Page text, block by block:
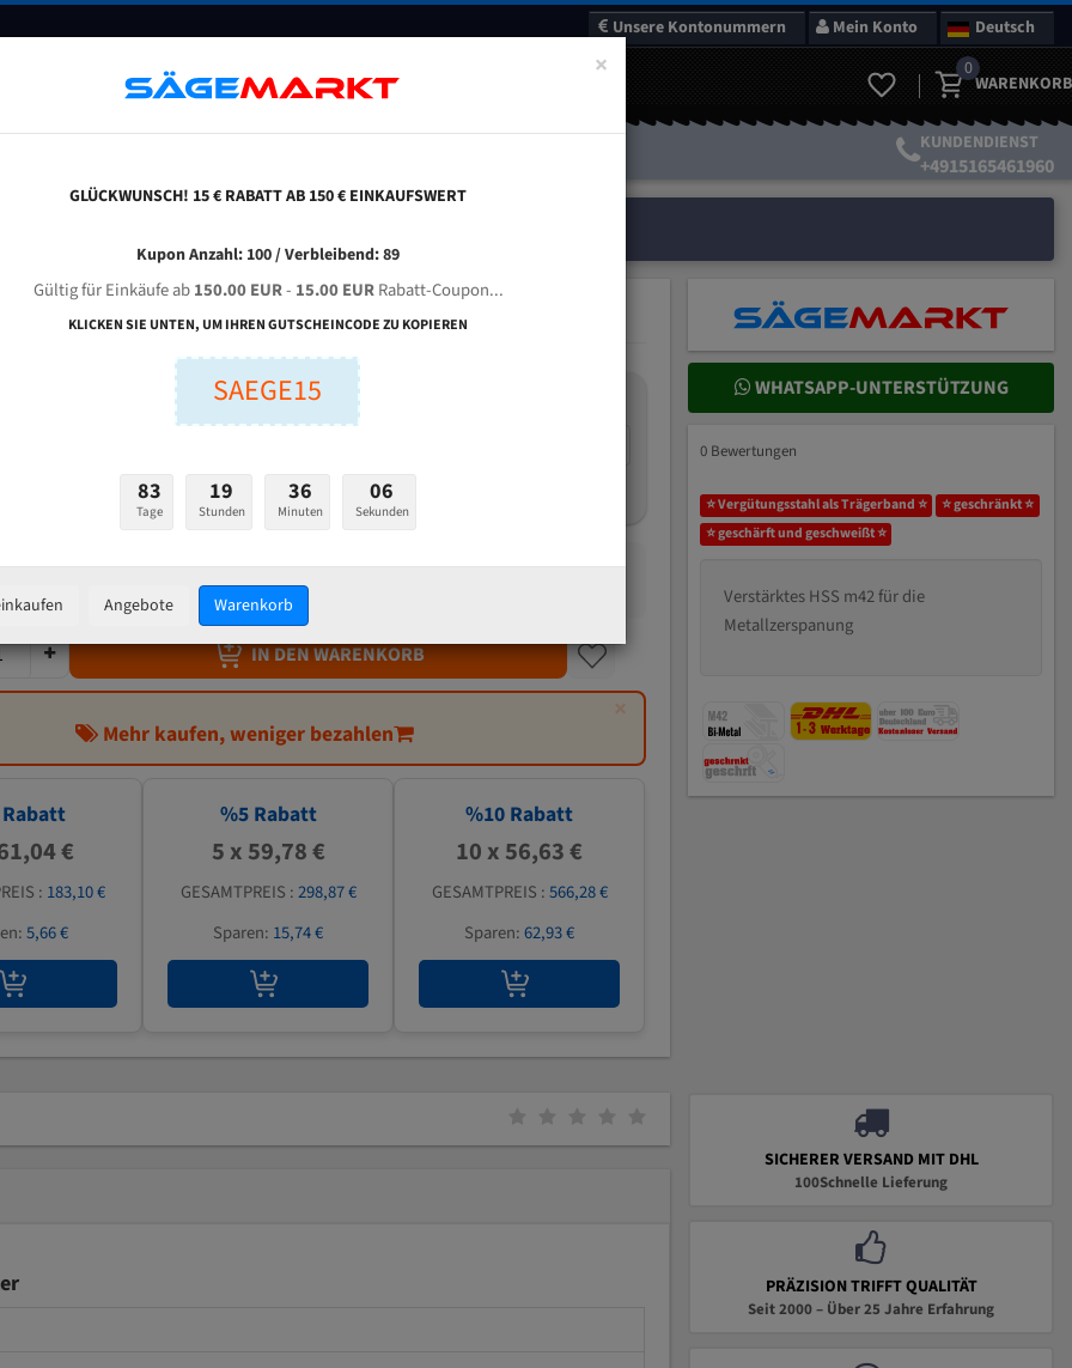
Unsere Kontonummern Mein Konto Deutsch
FAQ GUTSCHEINE BLOG KONTAKT
0
WARENKORB
KUNDENDIENST
+4915165461960
MEBA ECO 410 für 5800 mm Bi-Metall Bandsägeblätter
Breite (mm):
62,92 €
zzgl.Versandkosten
IN DEN WARENKORB
×
Mehr kaufen, weniger bezahlen
€
: 183,10 €
5,66 €
%5Rabatt
5 x 59,78 €
GESAMTPREIS :298,87 €
Sparen: 15,74 €
%10 Rabatt
10 x 56,63 €
GESAMTPREIS :566,28 €
Sparen:62,93 €
WHATSAPP-UNTERSTÜTZUNG
0 Bewertungen
⭐ Vergütungsstahl als Trägerband ⭐
⭐ geschränkt ⭐
⭐ geschärft und geschweißt ⭐
Verstärktes HSS m42 für die
Metallzerspanung
SICHERER VERSAND MIT DHL
100Schnelle Lieferung
PRÄZISION TRIFFT QUALITÄT
Seit 2000 – Über 25 Jahre Erfahrung
×
GLÜCKWUNSCH! 15 € RABATT AB 150 € EINKAUFSWERT
Kupon Anzahl: 100 / Verbleibend: 89
Gültig für Einkäufe ab150.00 EUR- 15.00 EURRabatt-Coupon...
KLICKEN SIE UNTEN, UM IHREN GUTSCHEINCODE ZU KOPIEREN
SAEGE15
83
Tage
19
Stunden
36
Minuten
05
Sekunden
Angebote Warenkorb